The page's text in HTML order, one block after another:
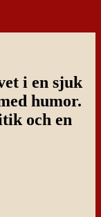
i en sjuk
humor.
och en